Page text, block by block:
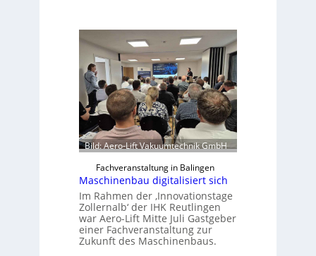
Bild: Aero-Lift Vakuumtechnik GmbH
Fachveranstaltung in Balingen
Maschinenbau digitalisiert sich
Im Rahmen der ‚Innovationstage
Zollernalb‘ der IHK Reutlingen
war Aero-Lift Mitte Juli Gastgeber
einer Fachveranstaltung zur
Zukunft des Maschinenbaus.